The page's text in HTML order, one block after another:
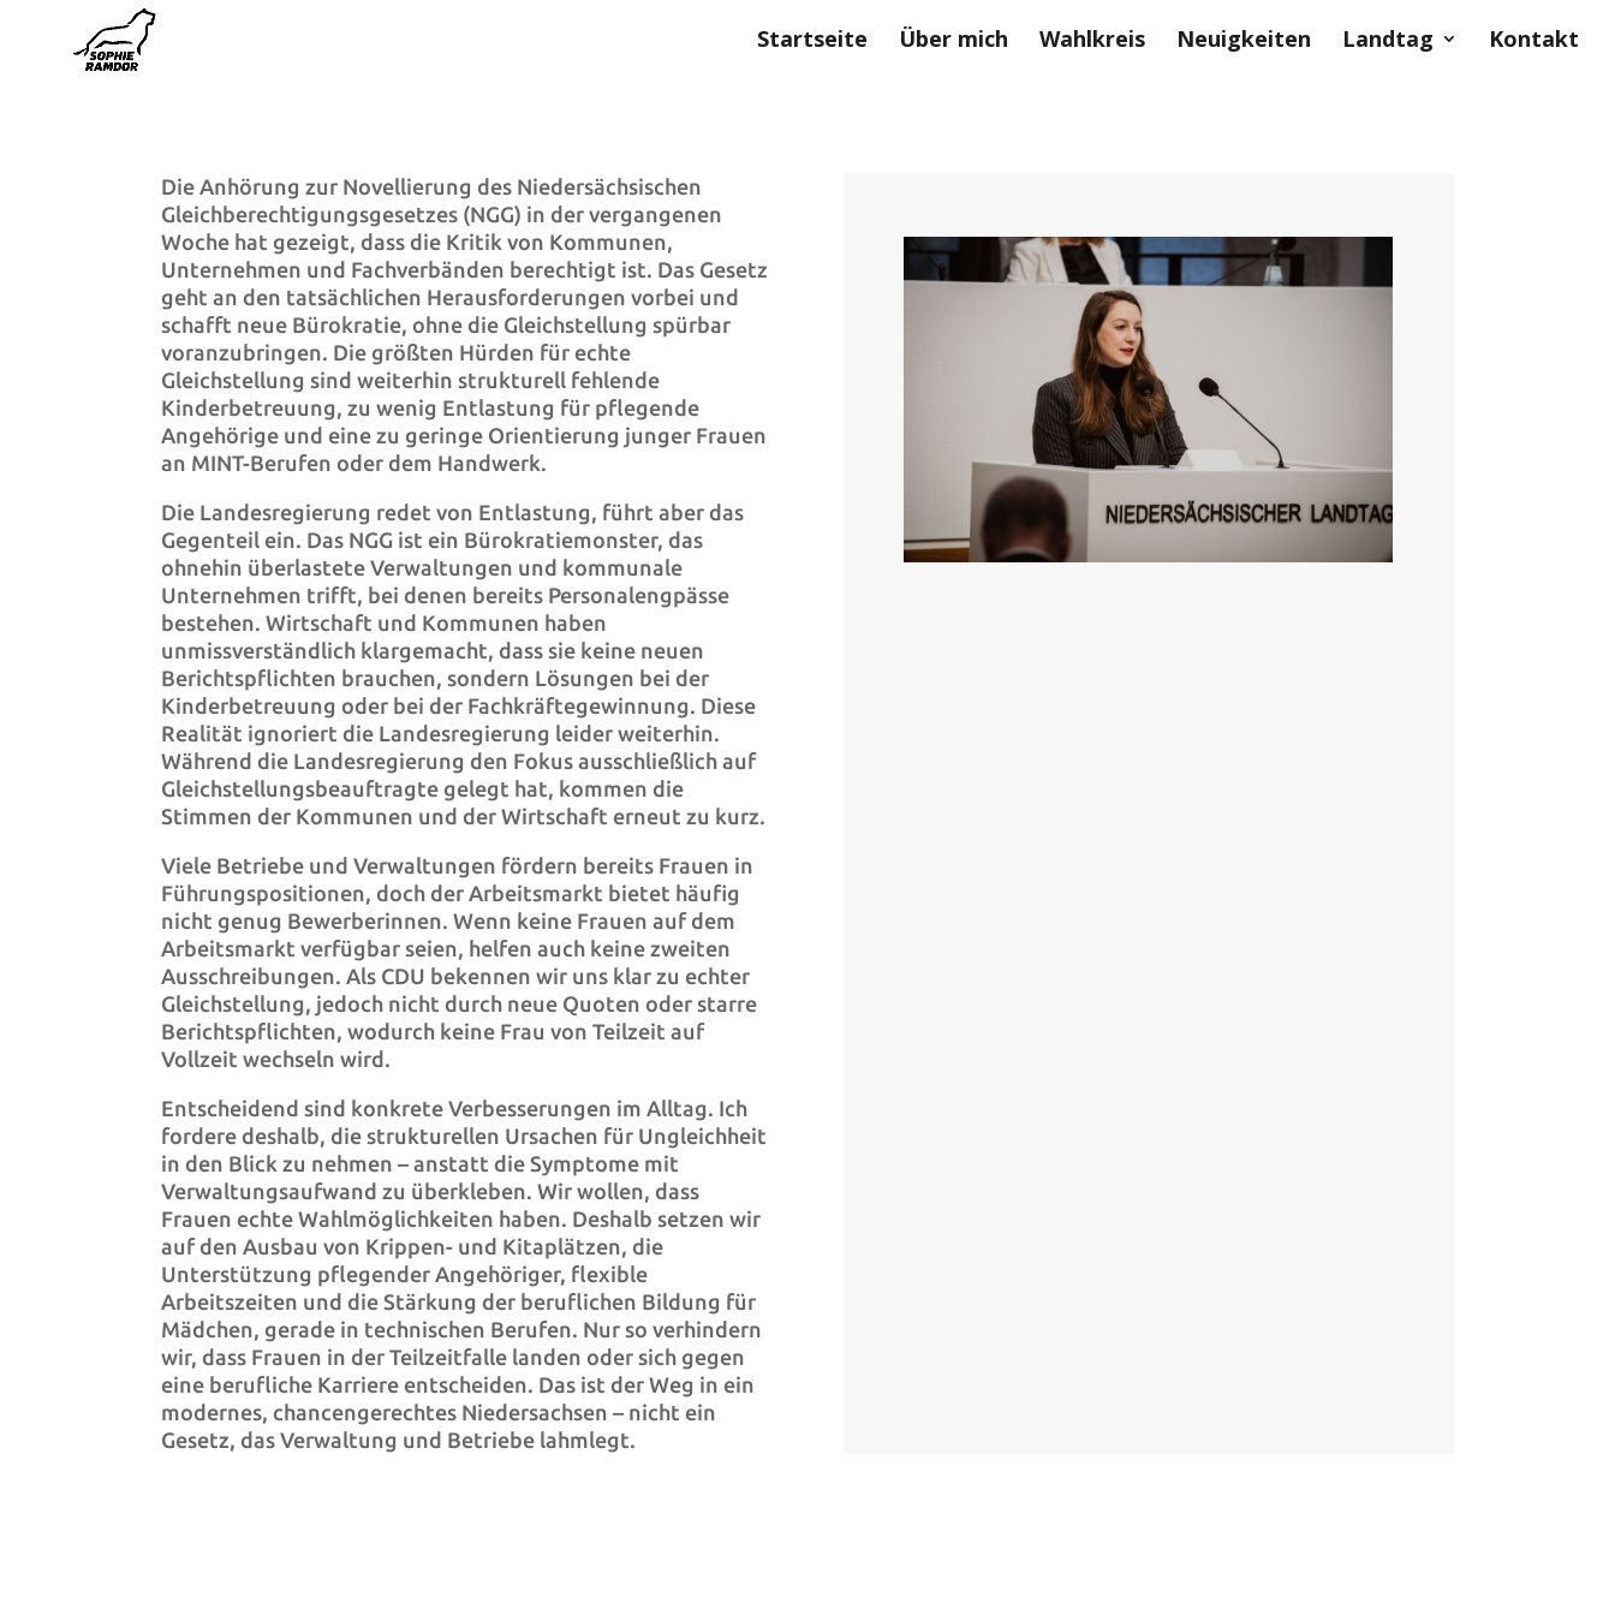
Startseite Über mich Wahlkreis Neuigkeiten Landtag Kontakt
Die Anhörung zur Novellierung des Niedersächsischen
Gleichberechtigungsgesetzes (NGG) in der vergangenen
Woche hat gezeigt, dass die Kritik von Kommunen,
Unternehmen und Fachverbänden berechtigt ist. Das Gesetz
geht an den tatsächlichen Herausforderungen vorbei und
schafft neue Bürokratie, ohne die Gleichstellung spürbar
voranzubringen. Die größten Hürden für echte
Gleichstellung sind weiterhin strukturell fehlende
Kinderbetreuung, zu wenig Entlastung für pflegende
Angehörige und eine zu geringe Orientierung junger Frauen
an MINT-Berufen oder dem Handwerk.
Die Landesregierung redet von Entlastung, führt aber das
Gegenteil ein. Das NGG ist ein Bürokratiemonster, das
ohnehin überlastete Verwaltungen und kommunale
Unternehmen trifft, bei denen bereits Personalengpässe
bestehen. Wirtschaft und Kommunen haben
unmissverständlich klargemacht, dass sie keine neuen
Berichtspflichten brauchen, sondern Lösungen bei der
Kinderbetreuung oder bei der Fachkräftegewinnung. Diese
Realität ignoriert die Landesregierung leider weiterhin.
Während die Landesregierung den Fokus ausschließlich auf
Gleichstellungsbeauftragte gelegt hat, kommen die
Stimmen der Kommunen und der Wirtschaft erneut zu kurz.
Viele Betriebe und Verwaltungen fördern bereits Frauen in
Führungspositionen, doch der Arbeitsmarkt bietet häufig
nicht genug Bewerberinnen. Wenn keine Frauen auf dem
Arbeitsmarkt verfügbar seien, helfen auch keine zweiten
Ausschreibungen. Als CDU bekennen wir uns klar zu echter
Gleichstellung, jedoch nicht durch neue Quoten oder starre
Berichtspflichten, wodurch keine Frau von Teilzeit auf
Vollzeit wechseln wird.
Entscheidend sind konkrete Verbesserungen im Alltag. Ich
fordere deshalb, die strukturellen Ursachen für Ungleichheit
in den Blick zu nehmen – anstatt die Symptome mit
Verwaltungsaufwand zu überkleben. Wir wollen, dass
Frauen echte Wahlmöglichkeiten haben. Deshalb setzen wir
auf den Ausbau von Krippen- und Kitaplätzen, die
Unterstützung pflegender Angehöriger, flexible
Arbeitszeiten und die Stärkung der beruflichen Bildung für
Mädchen, gerade in technischen Berufen. Nur so verhindern
wir, dass Frauen in der Teilzeitfalle landen oder sich gegen
eine berufliche Karriere entscheiden. Das ist der Weg in ein
modernes, chancengerechtes Niedersachsen – nicht ein
Gesetz, das Verwaltung und Betriebe lahmlegt.